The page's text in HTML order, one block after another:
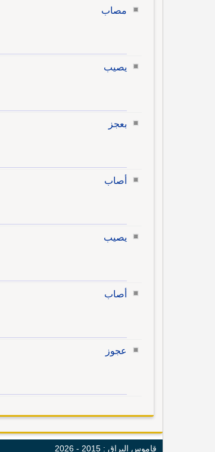
مصاب
يصيب
بعجز
أصاب
يصيب
أصاب
عجوز
قاموس البراق : 2015 - 2026